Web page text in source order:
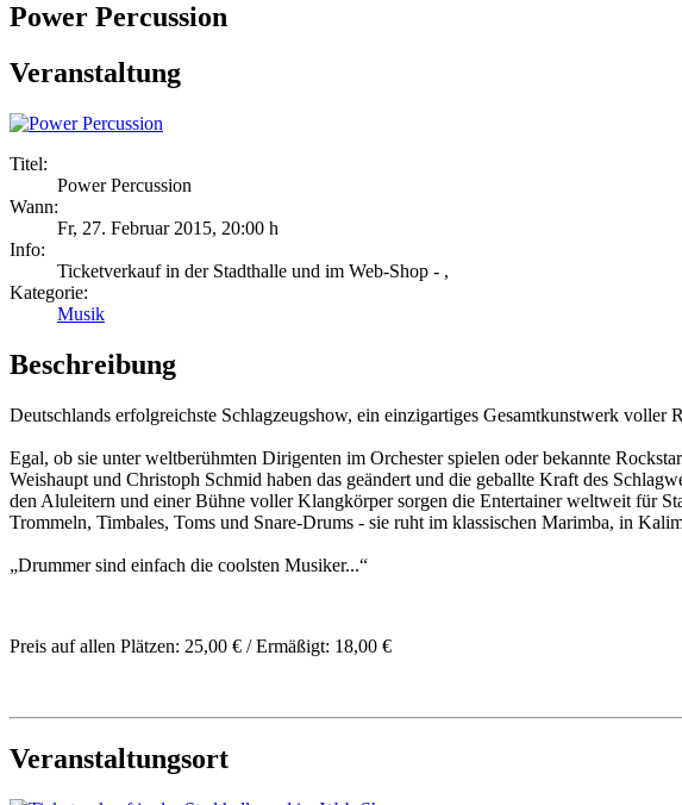
Power Percussion
Veranstaltung
Titel:
Power Percussion
Wann:
Fr, 27. Februar 2015, 20:00 h
Info:
Ticketverkauf in der Stadthalle und im Web-Shop - ,
Kategorie:
Musik
Beschreibung
Deutschlands erfolgreichste Schlagzeugshow, ein einzigartiges Gesamtkunstwerk voller
Egal, ob sie unter weltberühmten Dirigenten im Orchester spielen oder bekannte
Weishaupt und Christoph Schmid haben das geändert und die geballte Kraft des
den Aluleitern und einer Bühne voller Klangkörper sorgen die Entertainer weltweit für
Trommeln, Timbales, Toms und Snare-Drums - sie ruht im klassischen Marimba, in
„Drummer sind einfach die coolsten Musiker...“
Preis auf allen Plätzen: 25,00 € / Ermäßigt: 18,00 €
Veranstaltungsort